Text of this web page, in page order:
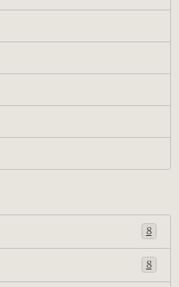
8
8